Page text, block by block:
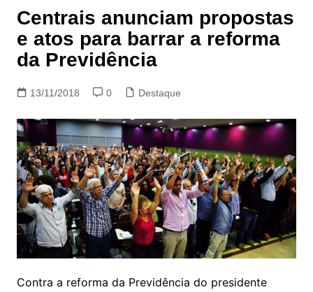
Centrais anunciam propostas
e atos para barrar a reforma
da Previdência
13/11/2018 0 Destaque
Contra a reforma da Previdência do presidente